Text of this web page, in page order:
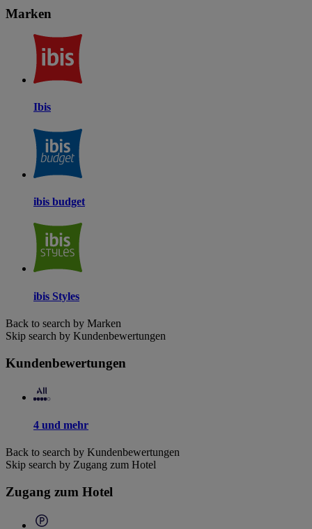
Marken
Ibis
ibis budget
ibis Styles
Back to search by Marken
Skip search by Kundenbewertungen
Kundenbewertungen
4 und mehr
Back to search by Kundenbewertungen
Skip search by Zugang zum Hotel
Zugang zum Hotel